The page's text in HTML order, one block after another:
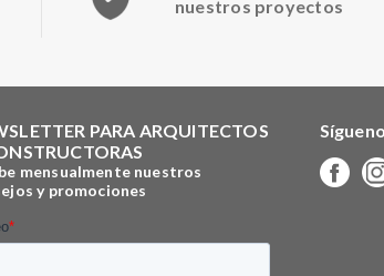
nuestros proyectos
PARA ARQUITECTOS
mensualmente nuestros
y promociones